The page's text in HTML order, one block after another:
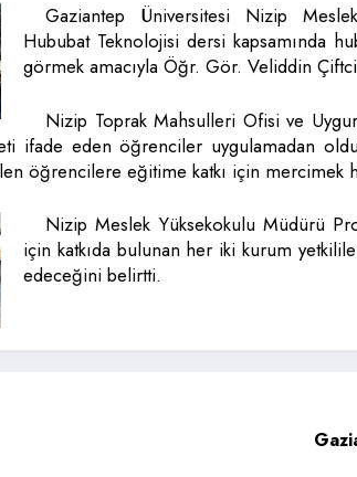
Gaziantep Üniversitesi Nizip
Hububat Teknolojisi dersi kapsamında
görmek amacıyla Öğr. Gör. Veliddin
Nizip Toprak Mahsulleri Ofisi ve
ifade eden öğrenciler uygulamadan
öğrencilere eğitime katkı için mercimek
Nizip Meslek Yüksekokulu Müdürü
için katkıda bulunan her iki kurum
edeceğini belirtti.